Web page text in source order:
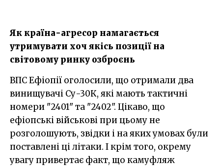
Як країна-агресор намагається
утримувати хоч якісь позиції на
світовому ринку озброєнь
ВПС Ефіопії оголосили, що отримали два
винищувачі Су-30К, які мають тактичні
номери "2401" та "2402". Цікаво, що
ефіопські військові при цьому не
розголошують, звідки і на яких умовах були
поставлені ці літаки. І крім того, окрему
увагу привертає факт, що камуфляж